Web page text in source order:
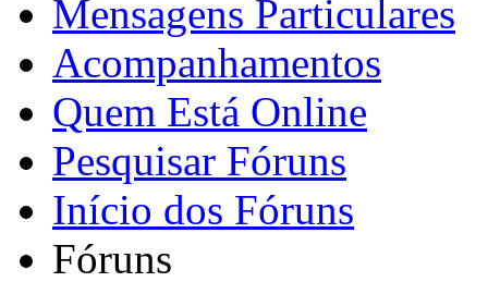
Mensagens Particulares
Acompanhamentos
Quem Está Online
Pesquisar Fóruns
Início dos Fóruns
Fóruns